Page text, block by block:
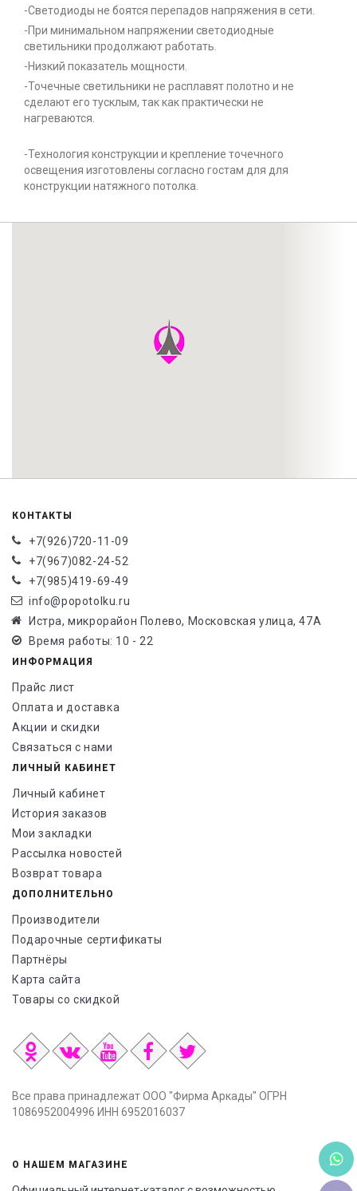
-Светодиоды не боятся перепадов напряжения в сети.
-При минимальном напряжении светодиодные
светильники продолжают работать.
-Низкий показатель мощности.
-Точечные светильники не расплавят полотно и не
сделают его тусклым, так как практически не
нагреваются.
-Технология конструкции и крепление точечного
освещения изготовлены согласно гостам для для
конструкции натяжного потолка.
КОНТАКТЫ
+7(926)720-11-09
+7(967)082-24-52
+7(985)419-69-49
info@popotolku.ru
Истра, микрорайон Полево, Московская улица, 47А
Время работы: 10 - 22
ИНФОРМАЦИЯ
Прайс лист
Оплата и доставка
Акции и скидки
Связаться с нами
ЛИЧНЫЙ КАБИНЕТ
Личный кабинет
История заказов
Мои закладки
Рассылка новостей
Возврат товара
ДОПОЛНИТЕЛЬНО
Производители
Подарочные сертификаты
Партнёры
Карта сайта
Товары со скидкой
Все права принадлежат ООО "Фирма Аркады" ОГРН
1086952004996 ИНН 6952016037
О НАШЕМ МАГАЗИНЕ